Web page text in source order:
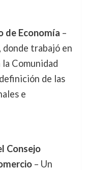
de Economía –
trabajó en
Comunidad
de las
e
Consejo
– Un